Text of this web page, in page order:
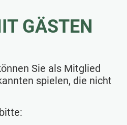
GÄSTEN
Sie als Mitglied
spielen, die nicht